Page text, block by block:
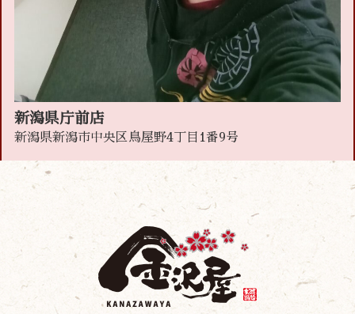
新潟県庁前店
新潟県新潟市中央区鳥屋野4丁目1番9号